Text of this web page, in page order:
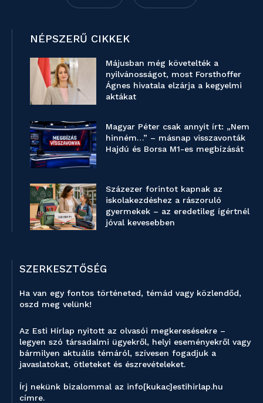
NÉPSZERŰ CIKKEK
Májusban még követelték a
nyilvánosságot, most Forsthoffer
Ágnes hivatala elzárja a kegyelmi
aktákat
Magyar Péter csak annyit írt: „Nem
hinném…” – másnap visszavonták
Hajdú és Borsa M1-es megbízását
Százezer forintot kapnak az
iskolakezdéshez a rászoruló
gyermekek – az eredetileg ígértnél
jóval kevesebben
SZERKESZTŐSÉG
Ha van egy fontos történeted, témád vagy közlendőd,
oszd meg velünk!
Az Esti Hírlap nyitott az olvasói megkeresésekre –
legyen szó társadalmi ügyekről, helyi eseményekről vagy
bármilyen aktuális témáról, szívesen fogadjuk a
javaslatokat, ötleteket és észrevételeket.
Írj nekünk bizalommal az info[kukac]estihirlap.hu
címre.